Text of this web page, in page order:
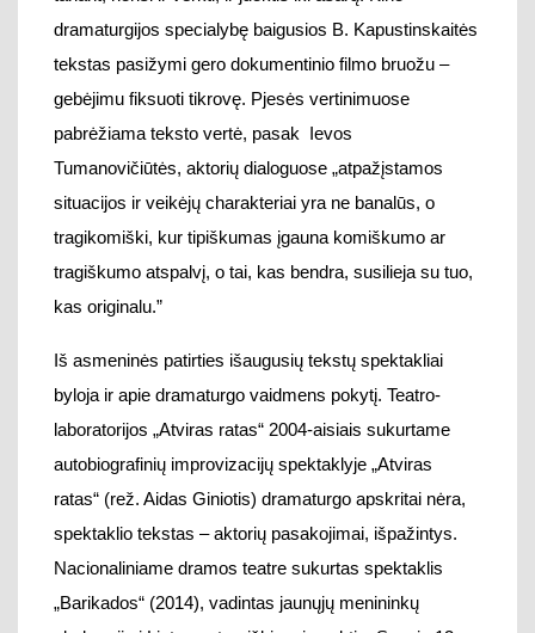
tragiškumo atspalvį, o tai, kas bendra, susilieja su tuo,
kas originalu.”
Iš asmeninės patirties išaugusių tekstų spektakliai
byloja ir apiedramaturgo vaidmens pokytį
laboratorijos „Atviras ratas“ 2004-aisiais sukurtame
autobiografinių improvizacijų spektaklyje „Atviras
ratas“ (rež. Aidas Giniotis) dramaturgo apskritai nėra,
spektaklio tekstas – aktorių pasakojimai, išpažintys.
Nacionaliniame dramos teatre sukurtas spektaklis
„Barikados“ (2014), vadintas jaunųjų menininkų
ekskursija į Lietuvos tragiškiausią naktį – Sausio 13-
ąją ir į savo vaikystę.
Su lie tuvių aktoriais „Barikadas“
kūręs latvių režisierius Valteris Silis, kolektyvinės
kūrybos šalininkas. Dėl to sp
ektaklis buvo pradėtas
rti neturint dramaturginio pagrindo – pjesės.
Dramaturgiją
istorijos faktų ir
aktorių improvizacijų,
fantazijų dėliojo du dramaturgai, –
latvis Janis Balodis ir
lietuvė Goda Dapšytė.
Tekstas buvo kuriamas